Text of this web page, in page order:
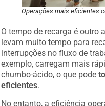
Operações mais eficientes
O tempo de recarga é outro
levam muito tempo para
interrupções no fluxo de
exemplo, carregam mais
chumbo-ácido, o que pode
eficientes
No entanto, a eficiência